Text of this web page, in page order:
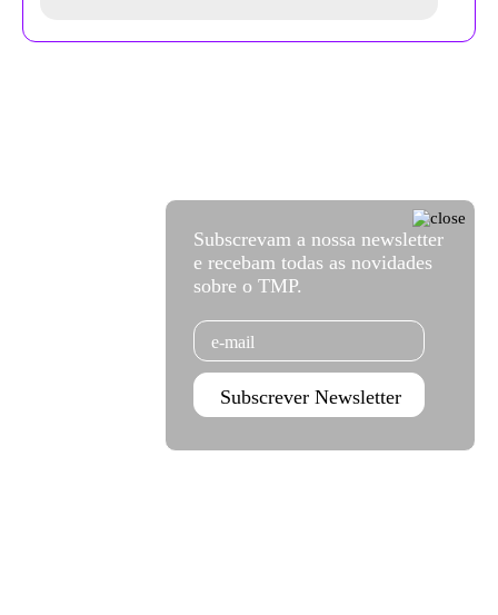
Subscrevam a nossa newsletter
e recebam todas as novidades
sobre o TMP.
Email
Subscrever Newsletter